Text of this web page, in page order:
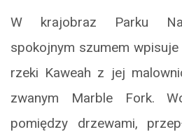
W krajobraz Parku
spokojnym szumem
rzeki Kaweah z jej
zwanym Marble Fork.
pomiędzy drzewami,